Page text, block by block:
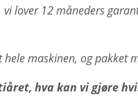
lover 12 måneders
maskinen, og
hva kan vi gjøre